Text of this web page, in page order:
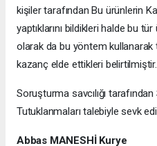
kişiler tarafından Bu ürünlerin
yaptıklarını bildikleri halde bu tür
olarak da bu yöntem kullanarak
kazanç elde ettikleri belirtilmiştir.
Soruşturma savcılığı
Tutuklanmaları talebiyle sevk
Abbas MANESHİ Kurye